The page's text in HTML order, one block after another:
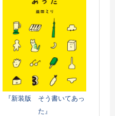
『新装版 そう書いてあっ
た』